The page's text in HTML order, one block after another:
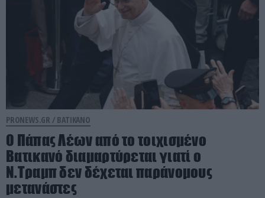
PRONEWS.GR / ΒΑΤΙΚΑΝΟ
Ο Πάπας Λέων από το τοιχισμένο
Βατικανό διαμαρτύρεται γιατί ο
Ν.Τραμπ δεν δέχεται παράνομους
μετανάστες